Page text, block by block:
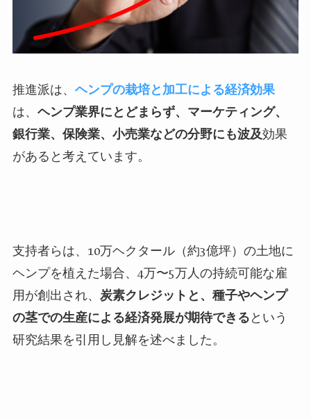
推進派は、 ヘンプの栽培と加工による経済効果
は、 ヘンプ業界にとどまらず、マーケティング、
銀行業、保険業、小売業などの分野にも波及効果
があると考えています。
支持者らは、10万ヘクタール（約3億坪）の土地に
ヘンプを植えた場合、4万〜5万人の持続可能な雇
用が創出され、 炭素クレジットと、種子やヘンプ
の茎での生産による経済発展が期待できるという
研究結果を引用し見解を述べました。